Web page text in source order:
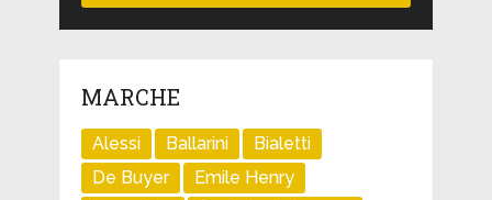
MARCHE
Alessi Ballarini
Bialetti
De Buyer
Emile Henry